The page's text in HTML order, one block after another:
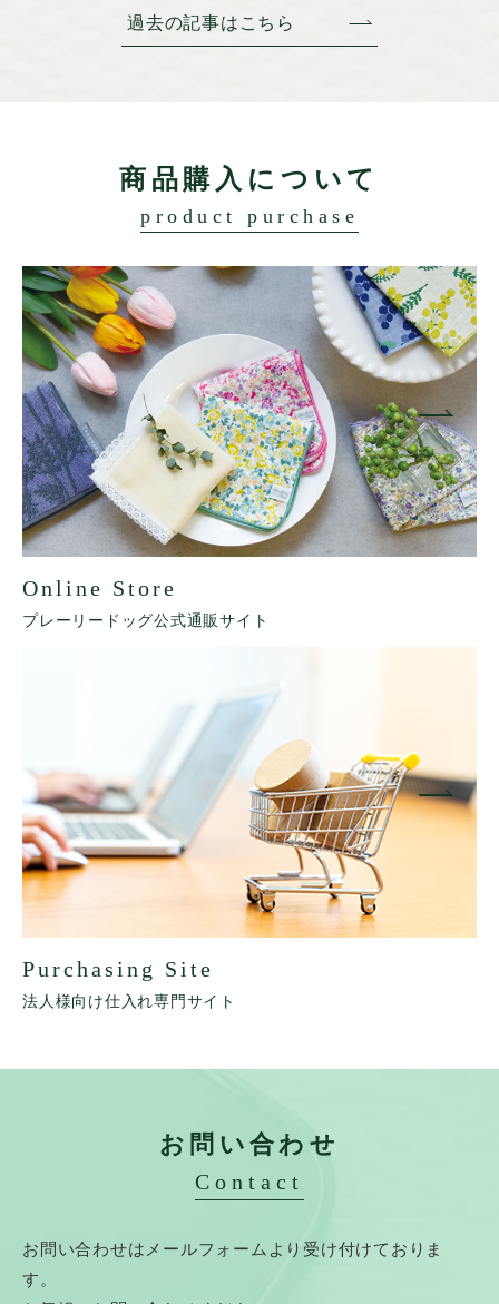
過去の記事はこちら
商品購入について
product purchase
Online Store
プレーリードッグ公式通販サイト
Purchasing Site
法人様向け仕入れ専門サイト
お問い合わせ
Contact
お問い合わせはメールフォームより受け付けておりま
す。